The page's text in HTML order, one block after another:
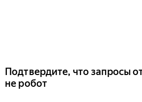
Подтвердите, что запросы
не робот